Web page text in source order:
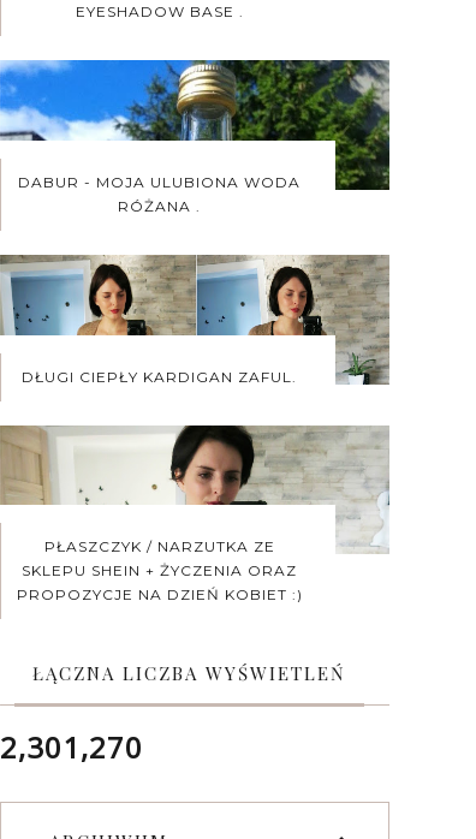
EYESHADOW BASE .
DABUR - MOJA ULUBIONA WODA
RÓŻANA .
DŁUGI CIEPŁY KARDIGAN ZAFUL.
PŁASZCZYK / NARZUTKA ZE
SKLEPU SHEIN + ŻYCZENIA ORAZ
PROPOZYCJE NA DZIEŃ KOBIET :)
ŁĄCZNA LICZBA WYŚWIETLEŃ
2,301,270